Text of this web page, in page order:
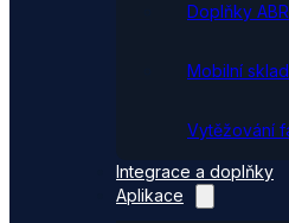
Doplňky
Mobilní
Vytěžování
Integrace a doplňky
Aplikace